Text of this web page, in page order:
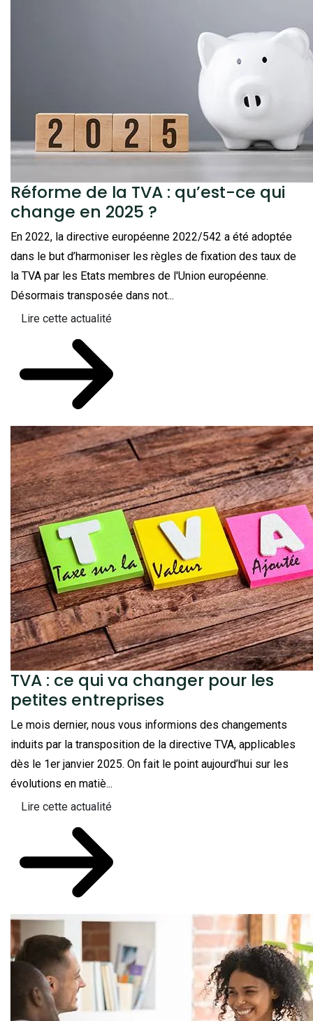
Réforme de la TVA : qu’est-ce qui
change en 2025 ?
En 2022, la directive européenne 2022/542 a été adoptée
dans le but d’harmoniser les règles de fixation des taux de
la TVA par les Etats membres de l'Union européenne.
Désormais transposée dans not...
Lire cette actualité
TVA : ce qui va changer pour les
petites entreprises
Le mois dernier, nous vous informions des changements
induits par la transposition de la directive TVA, applicables
dès le 1er janvier 2025. On fait le point aujourd’hui sur les
évolutions en matiè...
Lire cette actualité